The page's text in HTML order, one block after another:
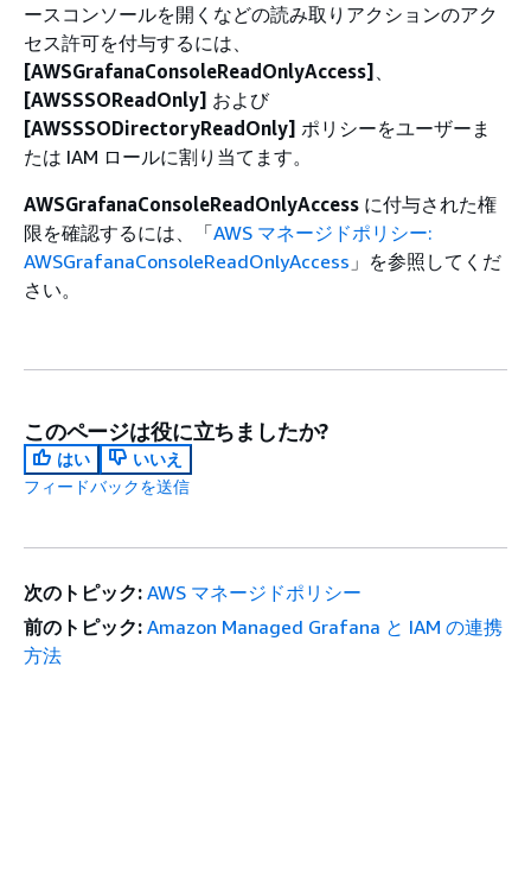
ースコンソールを開くなどの読み取りアクションのアク
セス許可を付与するには、
[AWSGrafanaConsoleReadOnlyAccess]
[AWSSSOReadOnly] および
[AWSSSODirectoryReadOnly] ポリシーをユーザーま
たは IAM ロールに割り当てます。
AWSGrafanaConsoleReadOnlyAccess に付与された権
限を確認するには、「AWS マネージドポリシー:
AWSGrafanaConsoleReadOnlyAccess 」を参照してくだ
さい。
このページは役に立ちましたか?
はい
いいえ
フィードバックを送信
次のトピック: AWS マネージドポリシー
前のトピック: Amazon Managed Grafana と IAM の連携
方法